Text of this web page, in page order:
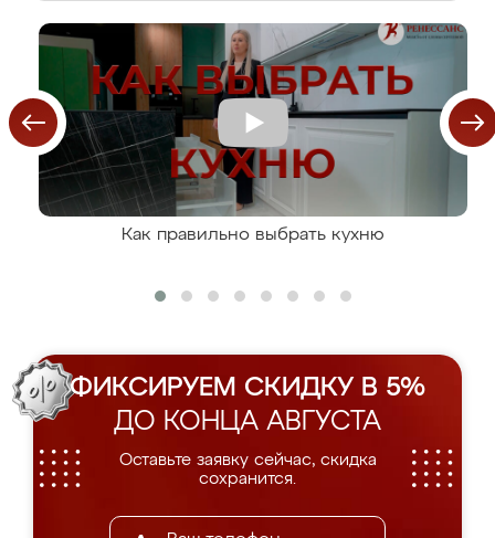
Как правильно выбрать кухню
ФИКСИРУЕМ СКИДКУ В 5%
ДО КОНЦА АВГУСТА
Оставьте заявку сейчас, скидка
сохранится.